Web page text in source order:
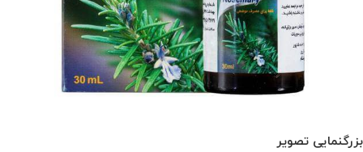
بزرگنمایی تصویر